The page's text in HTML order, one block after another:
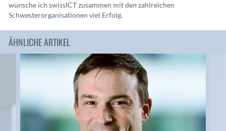
wünsche ich swissICT zusammen mit den zahlreichen
Schwesterorganisationen viel Erfolg.
ÄHNLICHE ARTIKEL